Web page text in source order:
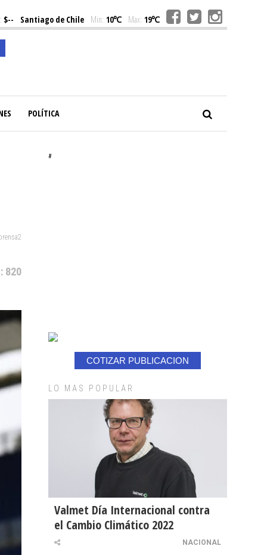
$-- Santiago de Chile Min: 10℃ Max: 19℃
POLÍTICA
820
#
COTIZAR PUBLICACION
LO MAS POPULAR
Valmet Día Internacional contra
el Cambio Climático 2022
NACIONAL